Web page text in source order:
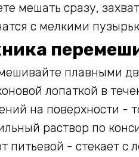
мешать сразу,
с мелкими
плавными
лопаткой в
на поверхности -
раствор по
питьевой - стекает с